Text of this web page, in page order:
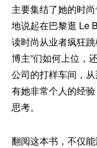
主要集结了她的时
地说起在巴黎逛 Le
读时尚从业者疯狂
博主”们如何上位，
公司的打样车间，
有她非常个人的经
思考。
翻阅这本书，不仅